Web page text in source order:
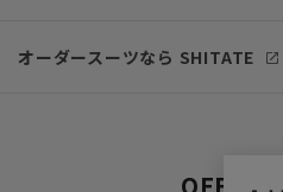
インフォメーション